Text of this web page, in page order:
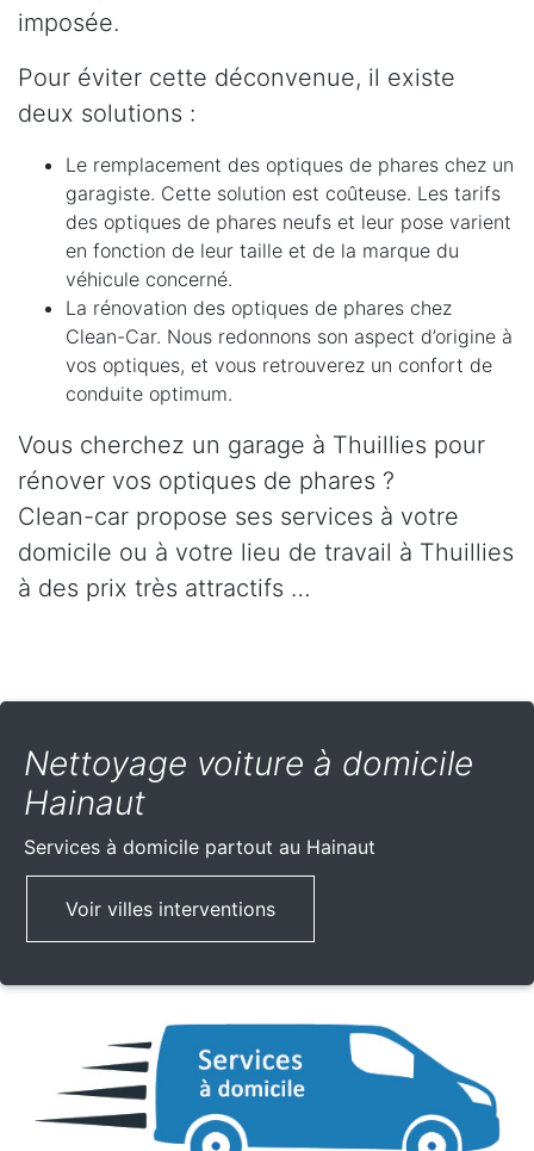
imposée.
Pour éviter cette déconvenue, il existe
deux solutions :
Le remplacement des optiques de phares chez un
garagiste. Cette solution est coûteuse. Les tarifs
des optiques de phares neufs et leur pose varient
en fonction de leur taille et de la marque du
véhicule concerné.
La rénovation des optiques de phares chez
Clean-Car. Nous redonnons son aspect d’origine à
vos optiques, et vous retrouverez un confort de
conduite optimum.
Vous cherchez un garage à Thuillies pour
rénover vos optiques de phares ?
Clean-car propose ses services à votre
domicile ou à votre lieu de travail à Thuillies
à des prix très attractifs …
Nettoyage voiture à domicile
Hainaut
Services à domicile partout au Hainaut
Voir villes interventions